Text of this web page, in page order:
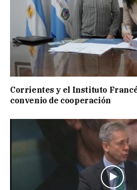
Corrientes y el Instituto
convenio de cooperación